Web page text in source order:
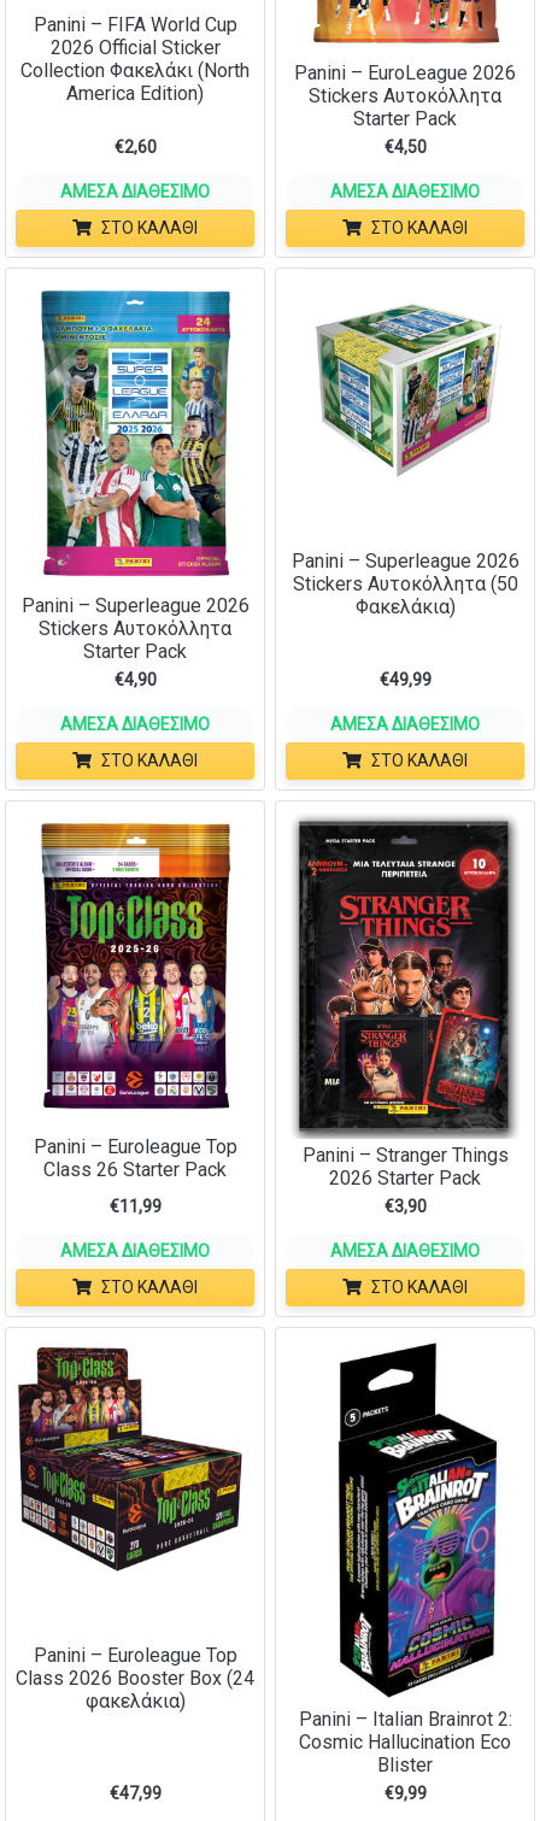
Panini – FIFA World Cup
2026 Official Sticker
Collection Φακελάκι (North
America Edition)
€2,60
ΆΜΕΣΑ ΔΙΑΘΈΣΙΜΟ
ΣΤΟ ΚΑΛΆΘΙ
Panini – EuroLeague 2026
Stickers Αυτοκόλλητα
Starter Pack
€4,50
ΆΜΕΣΑ ΔΙΑΘΈΣΙΜΟ
ΣΤΟ ΚΑΛΆΘΙ
Panini – Superleague 2026
Stickers Αυτοκόλλητα
Starter Pack
€4,90
ΆΜΕΣΑ ΔΙΑΘΈΣΙΜΟ
ΣΤΟ ΚΑΛΆΘΙ
Panini – Superleague 2026
Stickers Αυτοκόλλητα (50
Φακελάκια)
€49,99
ΆΜΕΣΑ ΔΙΑΘΈΣΙΜΟ
ΣΤΟ ΚΑΛΆΘΙ
Panini – Euroleague Top
Class 26 Starter Pack
€11,99
ΆΜΕΣΑ ΔΙΑΘΈΣΙΜΟ
ΣΤΟ ΚΑΛΆΘΙ
Panini – Stranger Things
2026 Starter Pack
€3,90
ΆΜΕΣΑ ΔΙΑΘΈΣΙΜΟ
ΣΤΟ ΚΑΛΆΘΙ
Panini – Euroleague Top
Class 2026 Booster Box (24
φακελάκια)
€47,99
Panini – Italian Brainrot 2:
Cosmic Hallucination Eco
Blister
€9,99